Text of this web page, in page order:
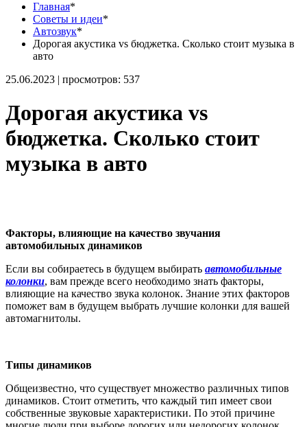
Главная*
Советы и идеи*
Автозвук*
Дорогая акустика vs бюджетка. Сколько стоит музыка в
авто
25.06.2023 | просмотров: 537
Дорогая акустика vs
бюджетка. Сколько стоит
музыка в авто
Факторы, влияющие на качество звучания
автомобильных динамиков
Если вы собираетесь в будущем выбирать автомобильные
колонки, вам прежде всего необходимо знать факторы,
влияющие на качество звука колонок. Знание этих факторов
поможет вам в будущем выбрать лучшие колонки для вашей
автомагнитолы.
Типы динамиков
Общеизвестно, что существует множество различных типов
динамиков. Стоит отметить, что каждый тип имеет свои
собственные звуковые характеристики. По этой причине